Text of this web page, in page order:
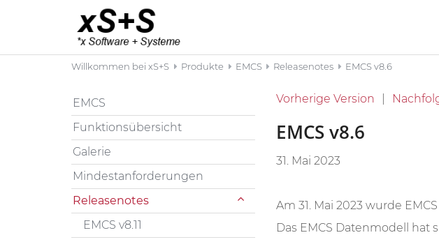
Willkommen bei xS+S Produkte EMCS Releasenotes EMCS v8.6
Vorherige Version
EMCS v8.6
31. Mai 2023
Am 31. Mai 2023 wurde
Das EMCS Datenmodell hat
EMCS
Funktionsübersicht
Galerie
Mindestanforderungen
Releasenotes
EMCS v8.11